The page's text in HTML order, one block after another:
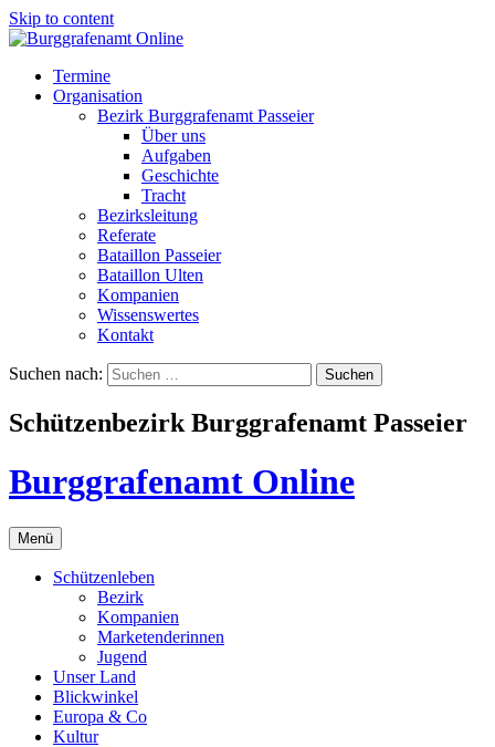
Skip to content
Termine
Organisation
Bezirk Burggrafenamt Passeier
Über uns
Aufgaben
Geschichte
Tracht
Bezirksleitung
Referate
Bataillon Passeier
Bataillon Ulten
Kompanien
Wissenswertes
Kontakt
Suchen nach:
Schützenbezirk Burggrafenamt Passeier
Burggrafenamt Online
Menü
Schützenleben
Bezirk
Kompanien
Marketenderinnen
Jugend
Unser Land
Blickwinkel
Europa & Co
Kultur